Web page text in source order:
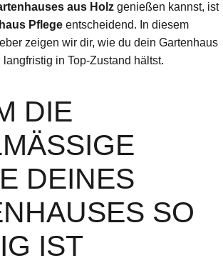
aus Holz genießen kannst, ist
Pflege entscheidend. In diesem
zeigen wir dir, wie du dein Gartenhaus
in Top-Zustand hältst.
DIE
P
G
SO W
IST